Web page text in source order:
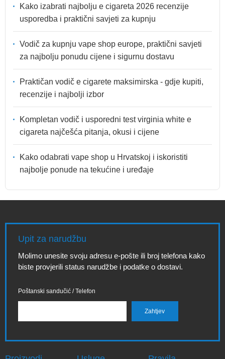
Kako izabrati najbolju e cigareta 2026 recenzije
usporedba i praktični savjeti za kupnju
Vodič za kupnju vape shop europe, praktični savjeti
za najbolju ponudu cijene i sigurnu dostavu
Praktičan vodič e cigarete maksimirska - gdje kupiti,
recenzije i najbolji izbor
Kompletan vodič i usporedni test virginia white e
cigareta najčešća pitanja, okusi i cijene
Kako odabrati vape shop u Hrvatskoj i iskoristiti
najbolje ponude na tekućine i uređaje
Upit za narudžbu
Molimo unesite svoju adresu e-pošte ili broj telefona kako
biste provjerili status narudžbe i podatke o dostavi.
Poštanski sandučić / Telefon